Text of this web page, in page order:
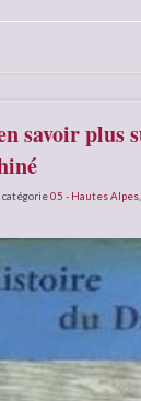
savoir plus
catégorie05 - Hautes Alpes